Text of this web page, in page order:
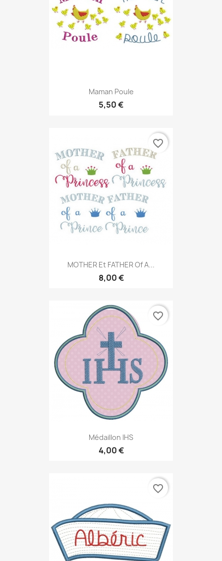
Maman Poule
5,50 €
MOTHER Et FATHER Of A...
8,00 €
favorite_border
Médaillon IHS
4,00 €
favorite_border
favorite_border